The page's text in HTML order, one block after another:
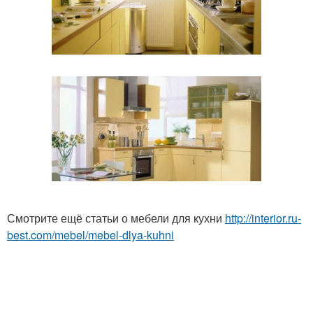
Смотрите ещё статьи о мебели для кухни http://interior.ru-
best.com/mebel/mebel-dlya-kuhni